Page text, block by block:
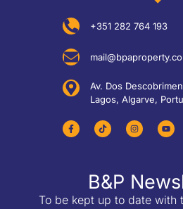
+351 282 764 193
Av. Dos
Lagos, Algarve,
B&P
To be kept up to date with